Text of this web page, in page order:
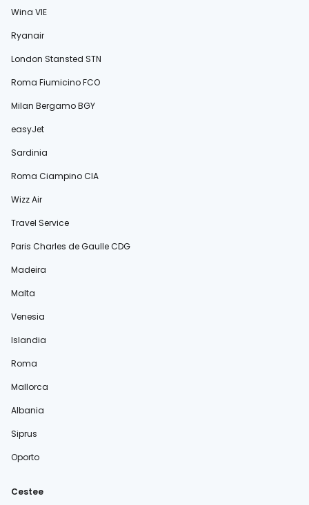
Wina VIE
Ryanair
London Stansted STN
Roma Fiumicino FCO
Milan Bergamo BGY
easyJet
Sardinia
Roma Ciampino CIA
Wizz Air
Travel Service
Paris Charles de Gaulle CDG
Madeira
Malta
Venesia
Islandia
Roma
Mallorca
Albania
Siprus
Oporto
Cestee